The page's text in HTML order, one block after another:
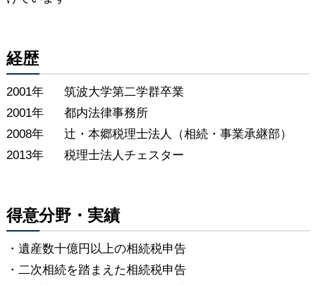
経歴
2001年
筑波大学第二学群卒業
2001年
都内法律事務所
2008年
辻・本郷税理士法人（相続・事業承継部）
2013年
税理士法人チェスター
得意分野・実績
・遺産数十億円以上の相続税申告
・二次相続を踏まえた相続税申告